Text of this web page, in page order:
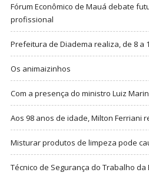
Fórum Econômico de Mauá debate
profissional
Prefeitura de Diadema realiza, de 8 a
Os animaizinhos
Com a presença do ministro Luiz
Aos 98 anos de idade, Milton Ferriani
Misturar produtos de limpeza pode
Técnico de Segurança do Trabalho